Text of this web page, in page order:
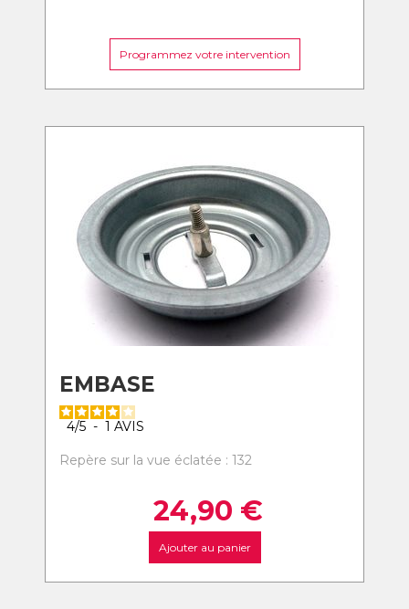
Programmez votre intervention
EMBASE
4/5 - 1 AVIS
Repère sur la vue éclatée : 132
24,90 €
Ajouter au panier